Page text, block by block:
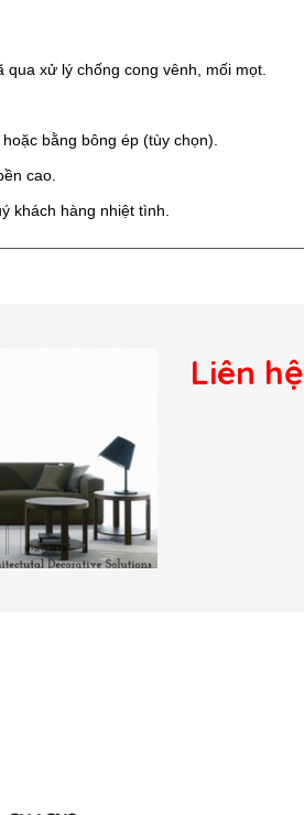
xử lý chống cong vênh, mối mọt.
bằng bông ép (tùy chọn).
cao.
khách hàng nhiệt tình.
Liên hệ